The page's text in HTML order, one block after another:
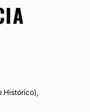
Histórico),